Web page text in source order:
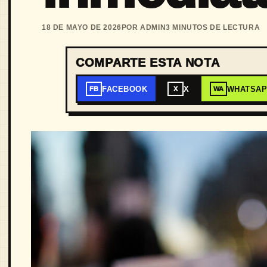
18 DE MAYO DE 2026 POR ADMIN3 MINUTOS DE LECTURA
COMPARTE ESTA NOTA
FB FACEBOOK X X WA